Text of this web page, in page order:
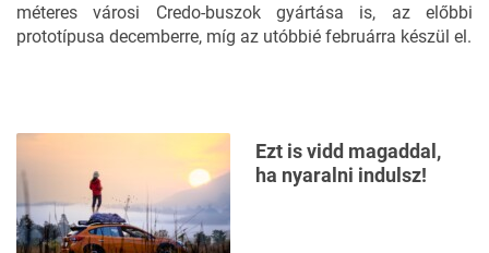
méteres városi Credo-buszok gyártása is, az előbbi
prototípusa decemberre, míg az utóbbié februárra készül el.
Ezt is vidd magaddal,
ha nyaralni indulsz!